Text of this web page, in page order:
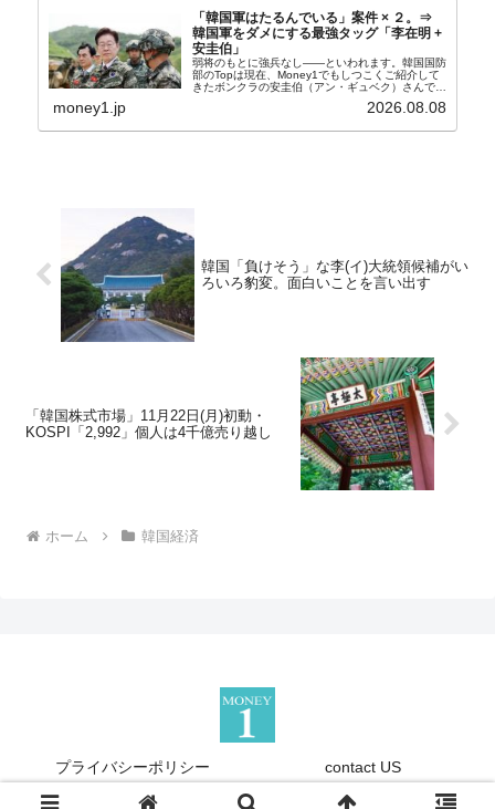
「韓国軍はたるんでいる」案件 × ２。⇒
韓国軍をダメにする最強タッグ「李在明 +
安圭伯」
弱将のもとに強兵なし――といわれます。韓国国防
部のTopは現在、Money1でもしつこくご紹介して
きたボンクラの安圭伯（アン・ギュベク）さんで
す。↑経済的無知蒙昧な李在明（イ・ジェミョン）
さんと「韓国初の文官上がり」の国防部長官安圭伯
money1.jp 2026.08.08
韓国「負けそう」な李(イ)大統領候補がい
ろいろ豹変。面白いことを言い出す
「韓国株式市場」11月22日(月)初動・
KOSPI「2,992」個人は4千億売り越し
ホーム 韓国経済
プライバシーポリシー contact US
Copyright © 2013-2026 『Money1』 All Rights Reserved.